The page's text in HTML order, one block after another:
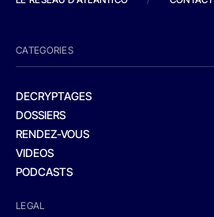
CATEGORIES
DECRYPTAGES
DOSSIERS
RENDEZ-VOUS
VIDEOS
PODCASTS
LEGAL